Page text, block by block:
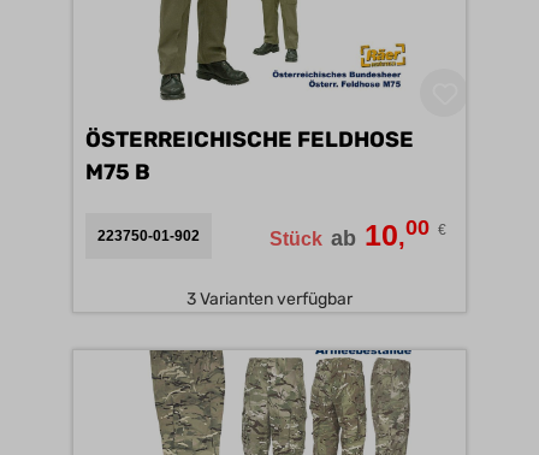
ÖSTERREICHISCHE FELDHOSE
M75 B
223750-01-902 Stück ab 10,00 €
3 Varianten verfügbar